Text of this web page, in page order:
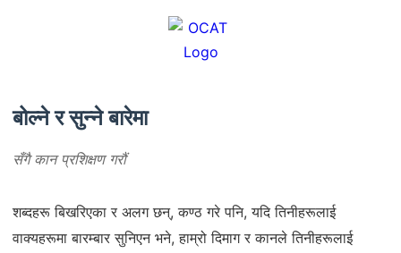
बोल्ने र सुन्ने बारेमा
सँगै कान प्रशिक्षण गरौं
शब्दहरू बिखरिएका र अलग छन्, कण्ठ गरे पनि, यदि तिनीहरूलाई
वाक्यहरूमा बारम्बार सुनिएन भने, हाम्रो दिमाग र कानले तिनीहरूलाई